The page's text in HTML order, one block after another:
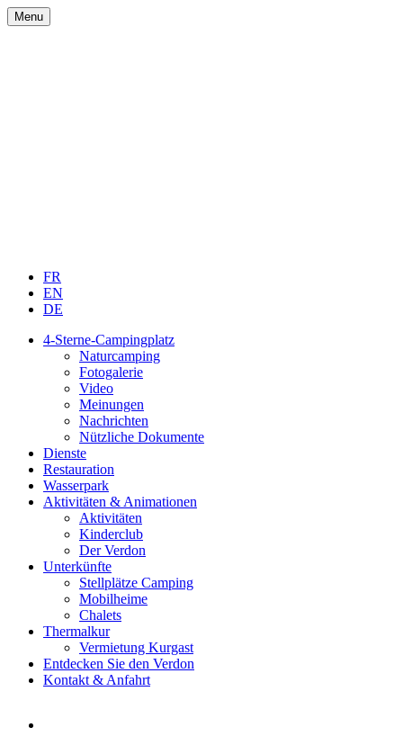
Menu
FR
EN
DE
4-Sterne-Campingplatz
Naturcamping
Fotogalerie
Video
Meinungen
Nachrichten
Nützliche Dokumente
Dienste
Restauration
Wasserpark
Aktivitäten & Animationen
Aktivitäten
Kinderclub
Der Verdon
Unterkünfte
Stellplätze Camping
Mobilheime
Chalets
Thermalkur
Vermietung Kurgast
Entdecken Sie den Verdon
Kontakt & Anfahrt